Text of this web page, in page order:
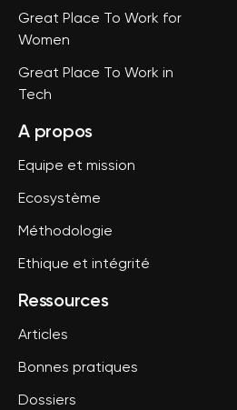
Great Place To Work for
Women
Great Place To Work in
Tech
A propos
Equipe et mission
Ecosystème
Méthodologie
Ethique et intégrité
Ressources
Articles
Bonnes pratiques
Dossiers